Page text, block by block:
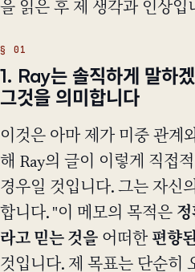
을 읽은 후 제 생각과 인상입
1. Ray는 솔직하게 말하
그것을 의미합니다
이것은 아마 제가 미중 관계
해 Ray의 글이 이렇게 직접
경우일 것입니다. 그는 자신
합니다. "이 메모의 목적은 정
라고 믿는 것을 어떠한 편향
것입니다. 제 목표는 단순히